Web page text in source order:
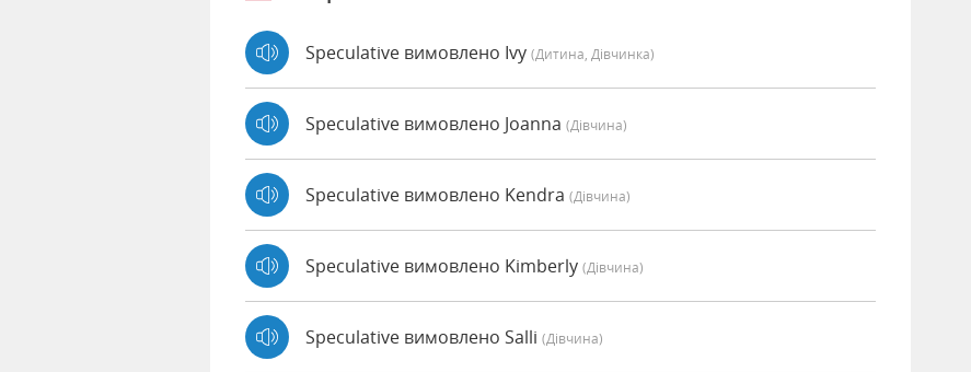
Speculative вимовлено Ivy (дитина, Дівчинка)
Speculative вимовлено Joanna (дівчина)
Speculative вимовлено Kendra (дівчина)
Speculative вимовлено Kimberly (дівчина)
Speculative вимовлено Salli (дівчина)